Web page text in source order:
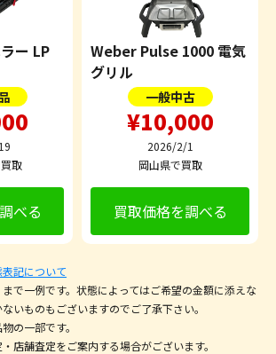
ー LP
取
べる
Weber Pulse 1000 電気
グリル
一般中古
¥10,000
2026/2/1
岡山県で買取
買取価格を調べる
記について
で一例です。状態によってはご希望の金額に添えな
いものもございますのでご了承下さい。
の一部です。
店舗査定をご案内する場合がございます。